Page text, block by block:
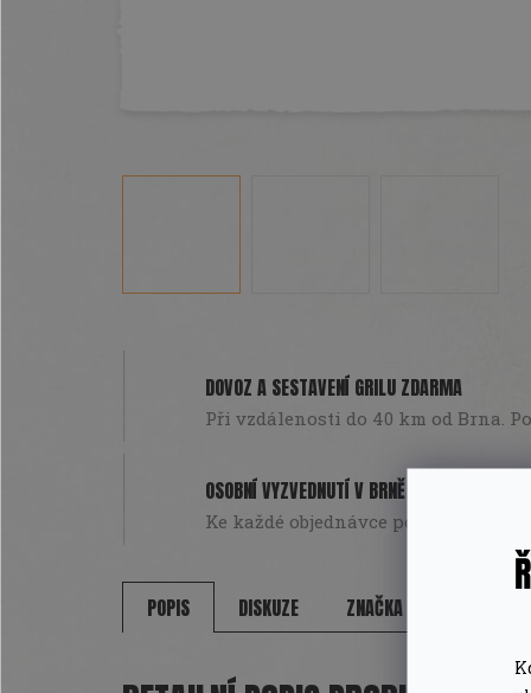
DOVOZ A SESTAVENÍ GRILU ZDARMA
Při vzdálenosti do 40 km od Brna.
OSOBNÍ VYZVEDNUTÍ V BRNĚ
Ke každé objednávce poukázka na
POPIS DISKUZE ZNAČKA